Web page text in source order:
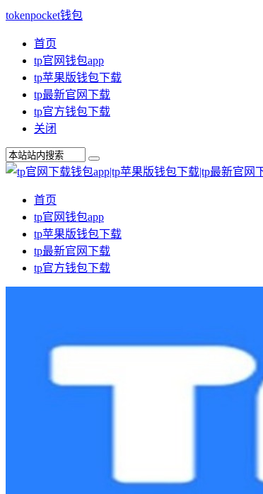
tokenpocket钱包
首页
tp官网钱包app
tp苹果版钱包下载
tp最新官网下载
tp官方钱包下载
关闭
首页
tp官网钱包app
tp苹果版钱包下载
tp最新官网下载
tp官方钱包下载